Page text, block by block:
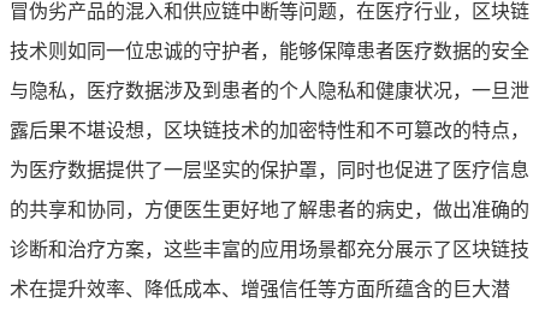
冒伪劣产品的混入和供应链中断等问题，在医疗行业，区块链
技术则如同一位忠诚的守护者，能够保障患者医疗数据的安全
与隐私，医疗数据涉及到患者的个人隐私和健康状况，一旦泄
露后果不堪设想，区块链技术的加密特性和不可篡改的特点，
为医疗数据提供了一层坚实的保护罩，同时也促进了医疗信息
的共享和协同，方便医生更好地了解患者的病史，做出准确的
诊断和治疗方案，这些丰富的应用场景都充分展示了区块链技
术在提升效率、降低成本、增强信任等方面所蕴含的巨大潜